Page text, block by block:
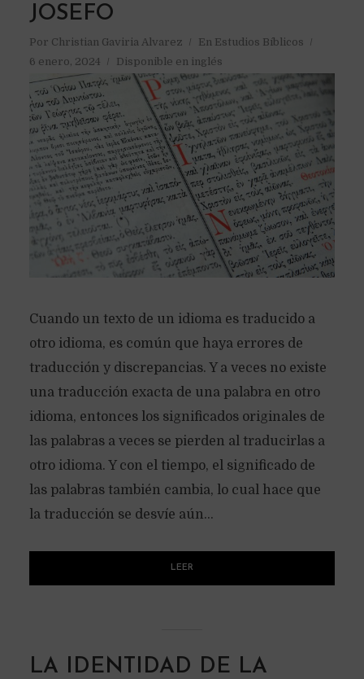
JOSEFO
Por Christian Gaviria Alvarez En Estudios Bíblicos
6 enero, 2024
Disponible en inglés
Cuando un texto de un idioma es traducido a
otro idioma, es común que haya errores de
traducción y discrepancias. Y a veces no existe
una traducción exacta de una palabra en otro
idioma, entonces los significados originales de
las palabras a veces se pierden al traducirlas a
otro idioma. Y con el tiempo, el significado de
las palabras también cambia, lo cual hace que
la traducción se desvíe aún...
LEER
LA IDENTIDAD DE LA